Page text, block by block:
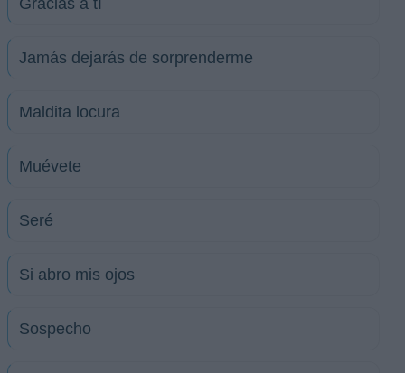
Gracias a tí
Jamás dejarás de sorprenderme
Maldita locura
Muévete
Seré
Si abro mis ojos
Sospecho